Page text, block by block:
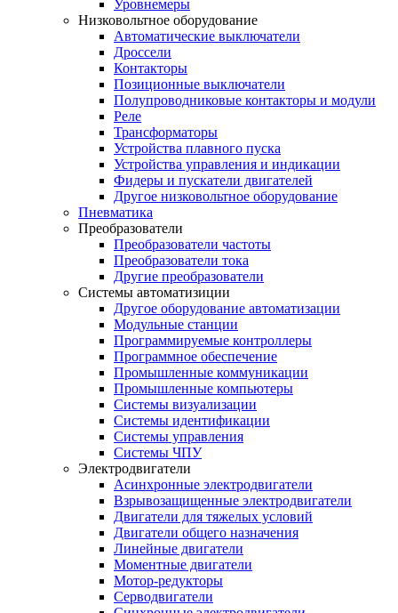
Уровнемеры
Низковольтное оборудование
Автоматические выключатели
Дроссели
Контакторы
Позиционные выключатели
Полупроводниковые контакторы и модули
Реле
Трансформаторы
Устройства плавного пуска
Устройства управления и индикации
Фидеры и пускатели двигателей
Другое низковольтное оборудование
Пневматика
Преобразователи
Преобразователи частоты
Преобразователи тока
Другие преобразователи
Системы автоматизиции
Другое оборудование автоматизации
Модульные станции
Программируемые контроллеры
Программное обеспечение
Промышленные коммуникации
Промышленные компьютеры
Системы визуализации
Системы идентификации
Системы управления
Системы ЧПУ
Электродвигатели
Асинхронные электродвигатели
Взрывозащищенные электродвигатели
Двигатели для тяжелых условий
Двигатели общего назначения
Линейные двигатели
Моментные двигатели
Мотор-редукторы
Серводвигатели